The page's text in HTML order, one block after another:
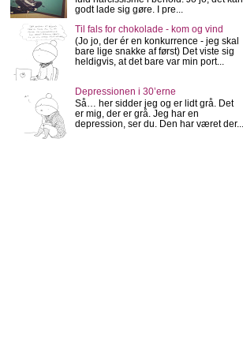
godt lade sig gøre. I pre...
Til fals for chokolade - kom og vind
(Jo jo, der ér en konkurrence - jeg skal
bare lige snakke af først) Det viste sig
heldigvis, at det bare var min port...
Depressionen i 30’erne
Så… her sidder jeg og er lidt grå. Det
er mig, der er grå. Jeg har en
depression, ser du. Den har været der...